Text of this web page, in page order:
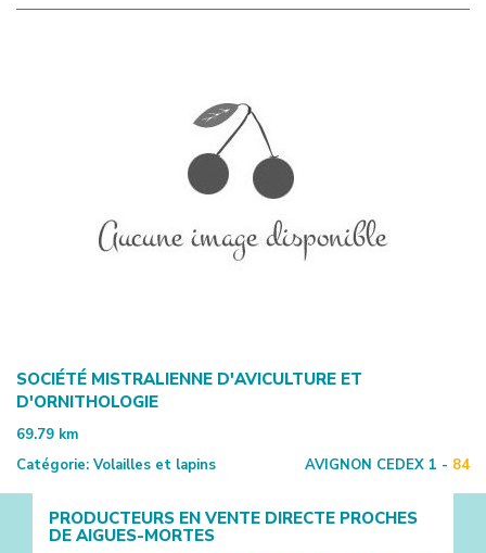
SOCIÉTÉ MISTRALIENNE D'AVICULTURE ET
D'ORNITHOLOGIE
69.79 km
Catégorie: Volailles et lapins AVIGNON CEDEX 1 - 84
PRODUCTEURS EN VENTE DIRECTE PROCHES
DE AIGUES-MORTES